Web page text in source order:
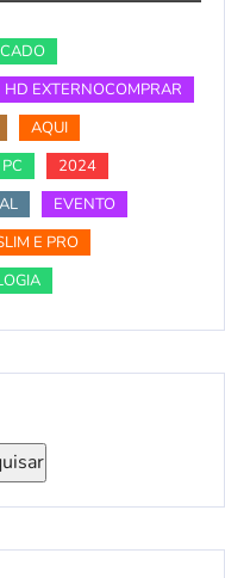
HD EXTERNOCOMPRAR
AQUI
PC
2024
EVENTO
E PRO